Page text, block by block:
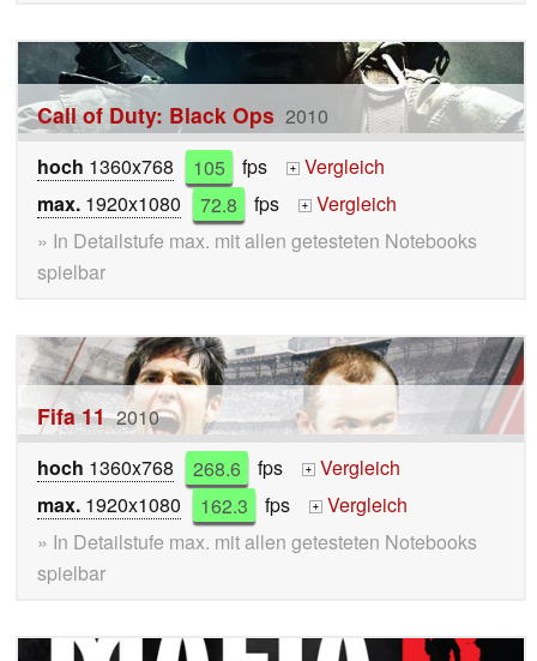
Call of Duty: Black Ops 2010
hoch 1360x768 105 fps +
Vergleich
max. 1920x1080 72.8 fps +
Vergleich
» In Detailstufe max. mit allen getesteten Notebooks
spielbar
Fifa 11 2010
hoch 1360x768 268.6 fps +
Vergleich
max. 1920x1080 162.3 fps +
Vergleich
» In Detailstufe max. mit allen getesteten Notebooks
spielbar